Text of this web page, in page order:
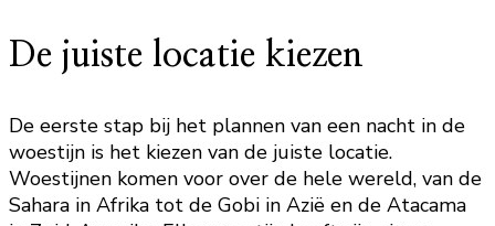
De juiste locatie kiezen
De eerste stap bij het plannen van een nacht in de
woestijn is het kiezen van de juiste locatie.
Woestijnen komen voor over de hele wereld, van de
Sahara in Afrika tot de Gobi in Azië en de Atacama